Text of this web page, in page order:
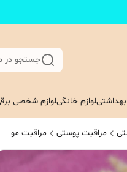
جستجو در
لوازم خانگیلوازم شخصی
مراقبت پوستی مراقبت مو